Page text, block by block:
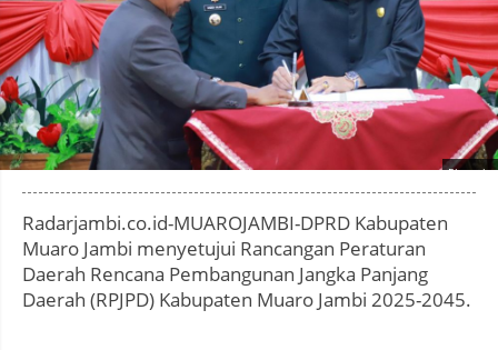
Photo by
Radarjambi.co.id-MUAROJAMBI-DPRD Kabupaten
Muaro Jambi menyetujui Rancangan Peraturan
Daerah Rencana Pembangunan Jangka Panjang
Daerah (RPJPD) Kabupaten Muaro Jambi 2025-2045.